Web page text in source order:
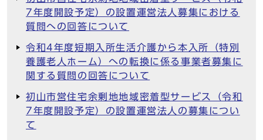
7年度開設予定）の設置運営法人募集における
質問への回答について
令和4年度短期入所生活介護から本入所（特別
養護老人ホーム）への転換に係る事業者募集に
関する質問の回答について
初山市営住宅余剰地地域密着型サービス（令和
7年度開設予定）の設置運営法人の募集につい
て